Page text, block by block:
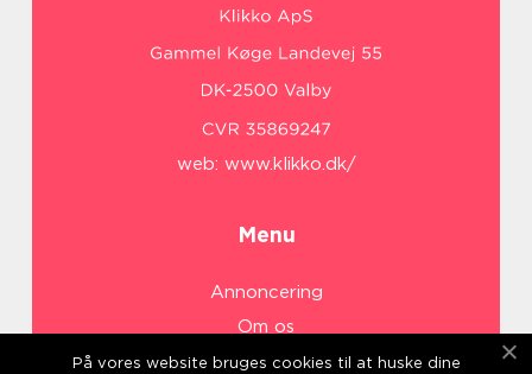
web: www.klikko.dk/
Menu
Annoncering
Om os
Cookies
På vores website bruges cookies til at huske dine